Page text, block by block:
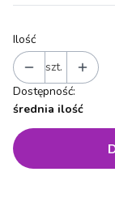
Ilość
szt.
Dostępność:
średnia ilość